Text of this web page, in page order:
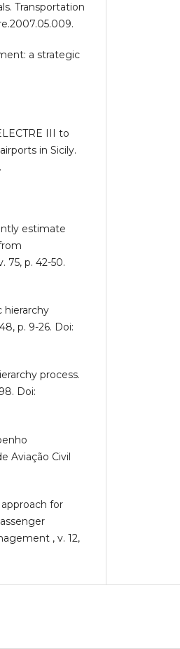
Transportation
a strategic
III to
in Sicily.
estimate
75, p. 42-50.
hierarchy
p. 9-26. Doi:
process.
Doi:
Aviação Civil
approach for
, v. 12,